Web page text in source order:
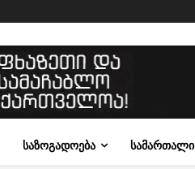
ᲡᲐᲖᲝᲒᲐᲓᲝᲔᲑᲐ ᲡᲐᲛᲐᲠᲗᲐᲚᲘ